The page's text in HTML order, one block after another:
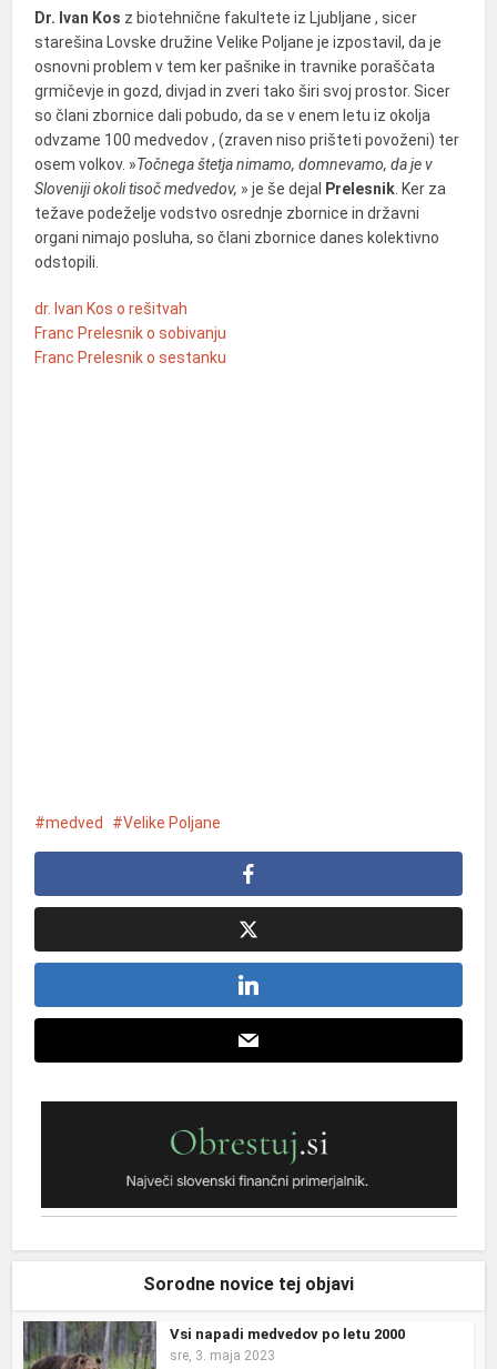
Dr. Ivan Kos z biotehnične fakultete iz Ljubljane , sicer
starešina Lovske družine Velike Poljane je izpostavil, da je
osnovni problem v tem ker pašnike in travnike poraščata
grmičevje in gozd, divjad in zveri tako širi svoj prostor. Sicer
so člani zbornice dali pobudo, da se v enem letu iz okolja
odvzame 100 medvedov , (zraven niso prišteti povoženi) ter
osem volkov. »Točnega štetja nimamo, domnevamo, da je v
Sloveniji okoli tisoč medvedov, » je še dejal Prelesnik . Ker za
težave podeželje vodstvo osrednje zbornice in državni
organi nimajo posluha, so člani zbornice danes kolektivno
odstopili.
dr. Ivan Kos o rešitvah
Franc Prelesnik o sobivanju
Franc Prelesnik o sestanku
medved Velike Poljane
Sorodne novice tej objavi
Vsi napadi medvedov po letu 2000
sre, 3. maja 2023